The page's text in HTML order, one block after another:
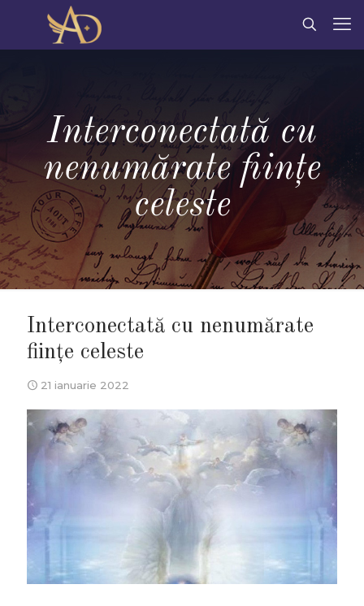
Interconectată cu
nenumărate fiinţe
celeste
Interconectată cu nenumărate
fiinţe celeste
21 ianuarie 2022